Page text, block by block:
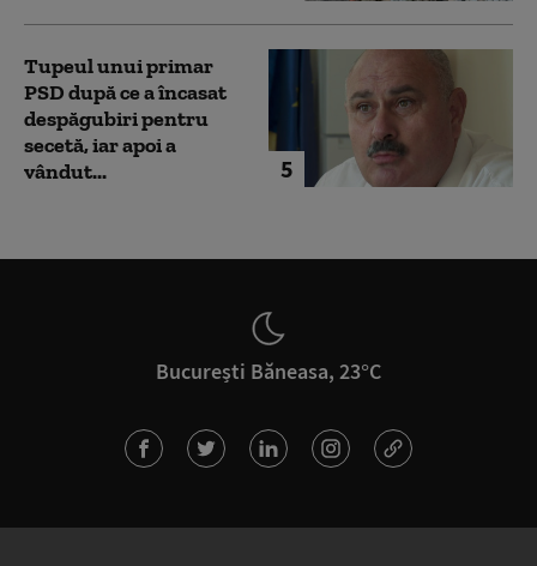
5
Tupeul unui primar
PSD după ce a încasat
despăgubiri pentru
secetă, iar apoi a
vândut...
București Băneasa, 23°C